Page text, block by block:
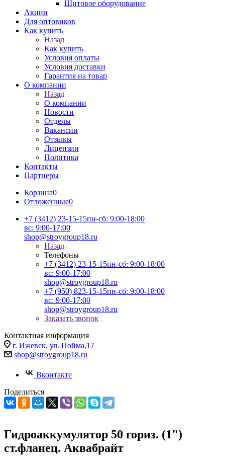
Щитовое оборудование
Акции
Для оптовиков
Как купить
Назад
Как купить
Условия оплаты
Условия доставки
Гарантия на товар
О компании
Назад
О компании
Новости
Отделы
Вакансии
Отзывы
Лицензии
Политика
Контакты
Партнеры
Корзина0
Отложенные0
+7 (3412) 23-15-15пн-сб: 9:00-18:00
вс: 9:00-17:00
shop@stroygroup18.ru
Назад
Телефоны
+7 (3412) 23-15-15пн-сб: 9:00-18:00
вс: 9:00-17:00
shop@stroygroup18.ru
+7 (950) 823-15-15пн-сб: 9:00-18:00
вс: 9:00-17:00
shop@stroygroup18.ru
Заказать звонок
Контактная информация
г. Ижевск, ул. Пойма,17
shop@stroygroup18.ru
Вконтакте
Поделиться
Гидроаккумулятор 50 гориз. (1")
ст.фланец. Аквабрайт